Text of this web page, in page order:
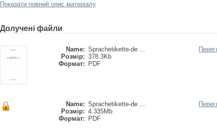
Показати повний опис матеріалу
Долучені файли
Name: Sprachetikette-de ...
Розмір: 378.3Kb
Формат:
PDF
Name: Sprachetikette-de ...
Розмір: 4.335Mb
Формат:
PDF